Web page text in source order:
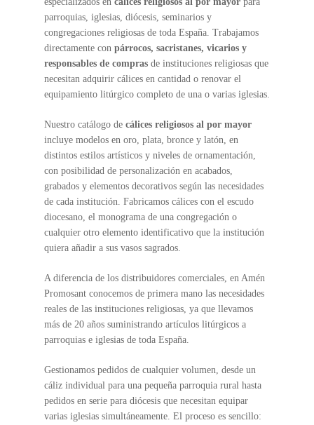
parroquias, iglesias, diócesis, seminarios y
congregaciones religiosas de toda España. Trabajamos
directamente con párrocos, sacristanes, vicarios y
responsables de compras de instituciones religiosas que
necesitan adquirir cálices en cantidad o renovar el
equipamiento litúrgico completo de una o varias iglesias.
Nuestro catálogo de cálices religiosos al por mayor
incluye modelos en oro, plata, bronce y latón, en
distintos estilos artísticos y niveles de ornamentación,
con posibilidad de personalización en acabados,
grabados y elementos decorativos según las necesidades
de cada institución. Fabricamos cálices con el escudo
diocesano, el monograma de una congregación o
cualquier otro elemento identificativo que la institución
quiera añadir a sus vasos sagrados.
A diferencia de los distribuidores comerciales, en Amén
Promosant conocemos de primera mano las necesidades
reales de las instituciones religiosas, ya que llevamos
más de 20 años suministrando artículos litúrgicos a
parroquias e iglesias de toda España.
Gestionamos pedidos de cualquier volumen, desde un
cáliz individual para una pequeña parroquia rural hasta
pedidos en serie para diócesis que necesitan equipar
varias iglesias simultáneamente. El proceso es sencillo: